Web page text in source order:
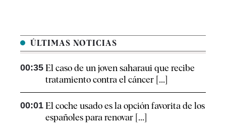
ÚLTIMAS NOTICIAS
00:35 El caso de un joven saharaui que recibe
tratamiento contra el cáncer [...]
00:01 El coche usado es la opción favorita de los
españoles para renovar [...]